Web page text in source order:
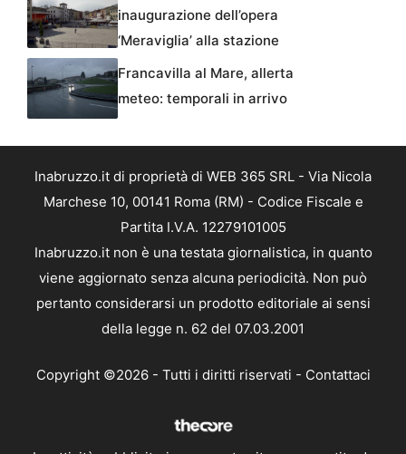
inaugurazione dell’opera
‘Meraviglia’ alla stazione
Francavilla al Mare, allerta
meteo: temporali in arrivo
Inabruzzo.it di proprietà di WEB 365 SRL - Via Nicola
Marchese 10, 00141 Roma (RM) - Codice Fiscale e
Partita I.V.A. 12279101005
Inabruzzo.it non è una testata giornalistica, in quanto
viene aggiornato senza alcuna periodicità. Non può
pertanto considerarsi un prodotto editoriale ai sensi
della legge n. 62 del 07.03.2001
Copyright ©2026 - Tutti i diritti riservati - Contattaci